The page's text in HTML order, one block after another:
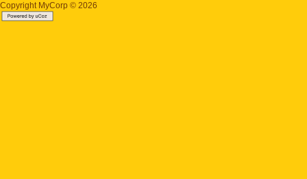
Copyright MyCorp © 2026